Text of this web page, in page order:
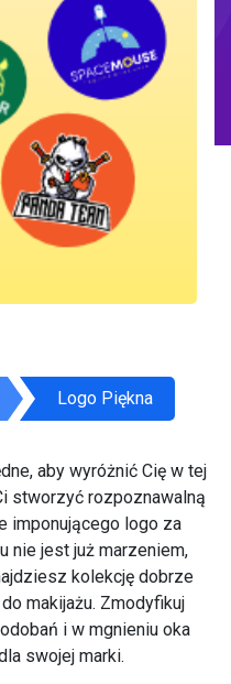
Logo Piękna
aby wyróżnić Cię w tej
stworzyć rozpoznawalną
imponującego logo za
nie jest już marzeniem,
kolekcję dobrze
makijażu. Zmodyfikuj
i w mgnieniu oka
swojej marki.